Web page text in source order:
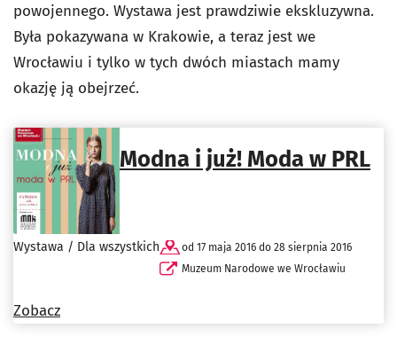
powojennego. Wystawa jest prawdziwie ekskluzywna.
Była pokazywana w Krakowie, a teraz jest we
Wrocławiu i tylko w tych dwóch miastach mamy
okazję ją obejrzeć.
Modna i już! Moda w PRL
Wystawa / Dla wszystkich
od 17 maja 2016 do 28 sierpnia 2016
Muzeum Narodowe we Wrocławiu
Zobacz